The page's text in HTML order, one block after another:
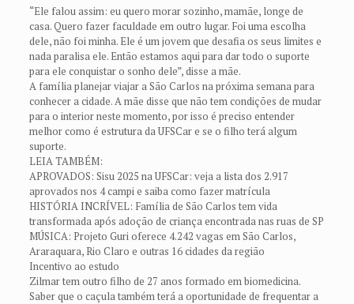
“Ele falou assim: eu quero morar sozinho, mamãe, longe de
casa. Quero fazer faculdade em outro lugar. Foi uma escolha
dele, não foi minha. Ele é um jovem que desafia os seus limites e
nada paralisa ele. Então estamos aqui para dar todo o suporte
para ele conquistar o sonho dele”, disse a mãe.
A família planejar viajar a São Carlos na próxima semana para
conhecer a cidade. A mãe disse que não tem condições de mudar
para o interior neste momento, por isso é preciso entender
melhor como é estrutura da UFSCar e se o filho terá algum
suporte.
LEIA TAMBÉM:
APROVADOS: Sisu 2025 na UFSCar: veja a lista dos 2.917
aprovados nos 4 campi e saiba como fazer matrícula
HISTÓRIA INCRÍVEL: Família de São Carlos tem vida
transformada após adoção de criança encontrada nas ruas de SP
MÚSICA: Projeto Guri oferece 4.242 vagas em São Carlos,
Araraquara, Rio Claro e outras 16 cidades da região
Incentivo ao estudo
Zilmar tem outro filho de 27 anos formado em biomedicina.
Saber que o caçula também terá a oportunidade de frequentar a